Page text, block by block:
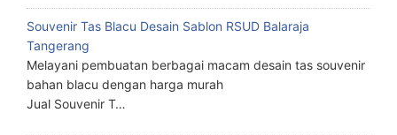
Souvenir Tas Blacu Desain Sablon RSUD Balaraja
Tangerang
Melayani pembuatan berbagai macam desain tas souvenir
bahan blacu dengan harga murah
Jual Souvenir T…